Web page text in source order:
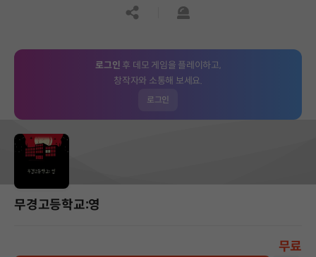
공유하기신고하기
로그인 후 데모 게임을 플레이하고,
창작자와 소통해 보세요.
로그인
무경고등학교:영
무료